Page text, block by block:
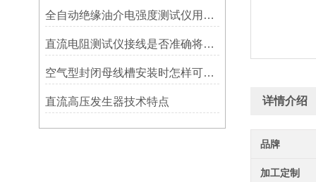
全自动绝缘油介电强度测试仪用于测试绝缘油的介电强度
直流电阻测试仪接线是否准确将直接影响设备使用
空气型封闭母线槽安装时怎样可预留各种插口
直流高压发生器技术特点 详情介绍
品牌
加工定制